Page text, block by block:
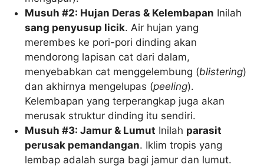
Musuh #2: Hujan Deras & Kelembapan Inilah
sang penyusup licik. Air hujan yang
merembes ke pori-pori dinding akan
mendorong lapisan cat dari dalam,
menyebabkan cat menggelembung (blistering)
dan akhirnya mengelupas (peeling).
Kelembapan yang terperangkap juga akan
merusak struktur dinding itu sendiri.
Musuh #3: Jamur & Lumut Inilah parasit
perusak pemandangan. Iklim tropis yang
lembap adalah surga bagi jamur dan lumut.